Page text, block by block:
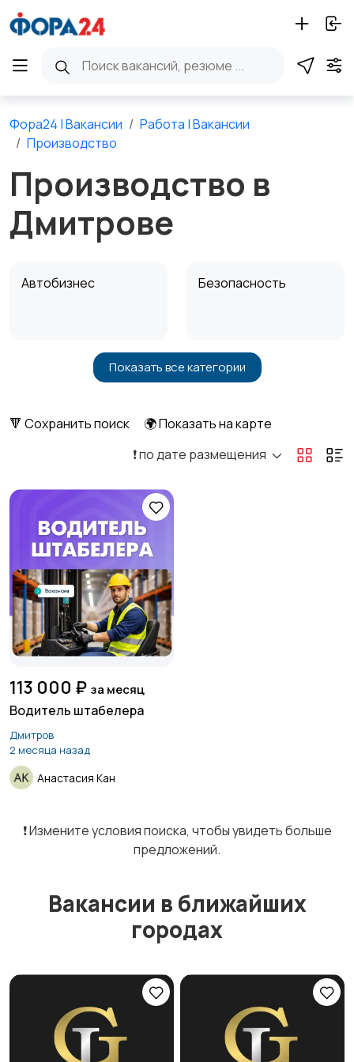
Фора24 | Вакансии
Работа | Вакансии
Производство
Производство в
Дмитрове
Автобизнес Безопасность
Бытовые услуги и
Высший менеджмент
Добыча сырья,
Домашний персонал
Информационные
Курьеры | Доставка
Маркетинг и реклама Медицина
Офисный персонал
Перевозки, склад,
закупки
Показать все категории
🔻 Сохранить поиск
🌍 Показать на карте
❗️ по дате размещения
113 000 ₽ за месяц
Водитель штабелера
Дмитров
2 месяца назад
Анастасия Кан
❗️ Измените условия поиска, чтобы увидеть больше
предложений.
Вакансии в ближайших
городах